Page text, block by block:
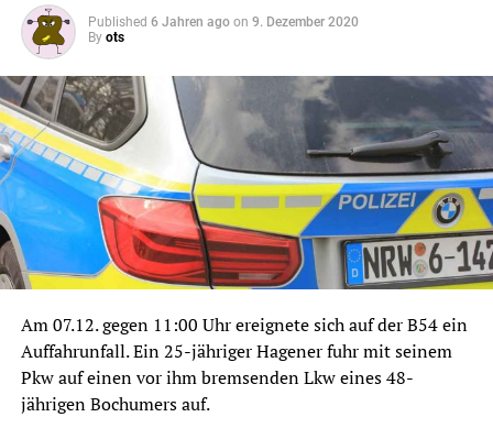
Published 6 Jahren ago on 9. Dezember 2020
By ots
Am 07.12. gegen 11:00 Uhr ereignete sich auf der B54 ein
Auffahrunfall. Ein 25-jähriger Hagener fuhr mit seinem
Pkw auf einen vor ihm bremsenden Lkw eines 48-
jährigen Bochumers auf.